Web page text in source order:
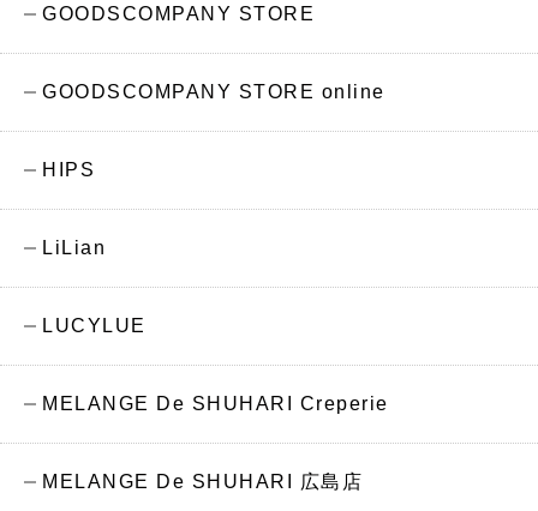
GOODSCOMPANY STORE
GOODSCOMPANY STORE online
HIPS
LiLian
LUCYLUE
MELANGE De SHUHARI Creperie
MELANGE De SHUHARI 広島店